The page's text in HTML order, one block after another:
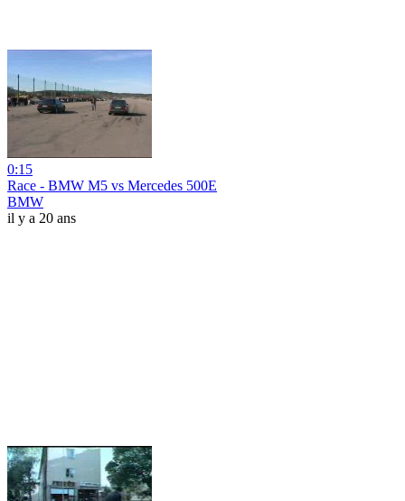
0:15
Race - BMW M5 vs Mercedes 500E
BMW
il y a 20 ans